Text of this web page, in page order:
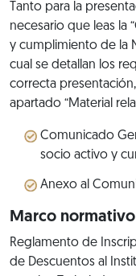
Tanto para la
necesario que leas la
y cumplimiento de la
cual se detallan los
correcta
apartado “Material
Comunicado
socio activo y
Anexo al
Marco normativo
Reglamento de
de Descuentos al